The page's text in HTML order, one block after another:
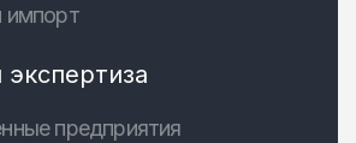
импорт
предприятия